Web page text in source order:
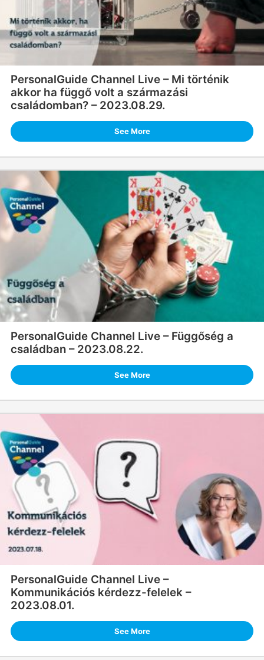
PersonalGuide Channel Live – Mi történik
akkor ha függő volt a származási
családomban? – 2023.08.29.
See More
PersonalGuide Channel Live – Függőség a
családban – 2023.08.22.
See More
PersonalGuide Channel Live –
Kommunikációs kérdezz-felelek –
2023.08.01.
See More